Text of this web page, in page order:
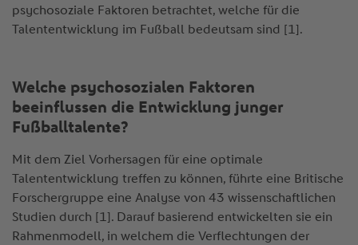
psychosoziale Faktoren betrachtet, welche für die
Talententwicklung im Fußball bedeutsam sind [1].
Welche psychosozialen Faktoren
beeinflussen die Entwicklung junger
Fußballtalente?
Mit dem Ziel Vorhersagen für eine optimale
Talententwicklung treffen zu können, führte eine Britische
Forschergruppe eine Analyse von 43 wissenschaftlichen
Studien durch [1]. Darauf basierend entwickelten sie ein
Rahmenmodell, in welchem die Verflechtungen der